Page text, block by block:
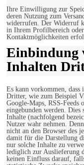
Ihre Einwilligung zur
deren Nutzung zum
widerrufen. Der Widerruf
in Ihrem Profilbereich
Kontaktmöglichkeiten
Einbindung
Inhalten
Es kann vorkommen, dass
Dritter, wie zum Beispiel
Google-Maps, RSS-Feeds
eingebunden werden. Dies
Inhalte (nachfolgend
Nutzer wahr nehmen.
nicht an den Browser des
damit für die Darstellung
nur solche Inhalte zu
lediglich zur Auslieferung
keinen Einfluss darauf,